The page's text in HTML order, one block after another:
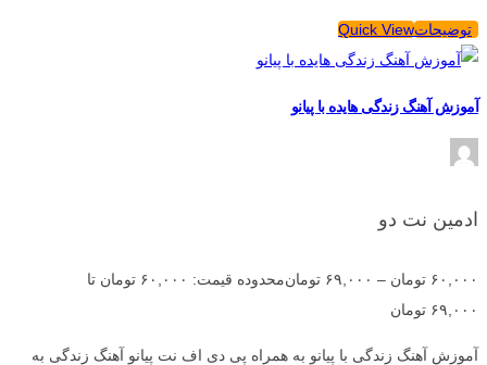
توضیحاتQuick View
آموزش آهنگ زندگی هایده با پیانو
ادمین نت دو
۶۰,۰۰۰ تومان – ۶۹,۰۰۰ تومان
محدوده قیمت: ۶۰,۰۰۰ تومان تا
۶۹,۰۰۰ تومان
آموزش آهنگ زندگی با پیانو به همراه پی دی اف نت پیانو آهنگ زندگی به